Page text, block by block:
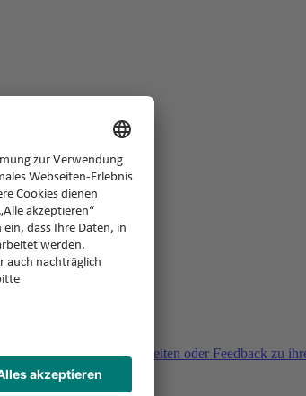
Sie haben Fragen, Unklarheiten oder Feedback zu
Buchung?